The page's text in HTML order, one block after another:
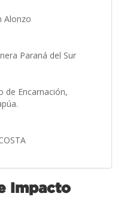
Alonzo
Paraná del Sur
de Encarnación,
Impacto